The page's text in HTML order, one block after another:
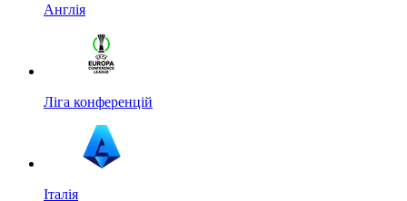
Англія
Ліга конференцій
Італія